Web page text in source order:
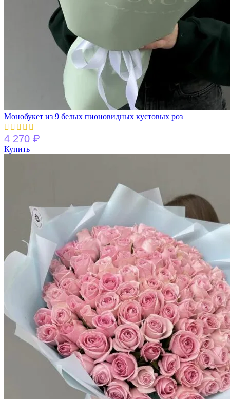
Монобукет из 9 белых пионовидных кустовых роз
4 270 ₽
Купить